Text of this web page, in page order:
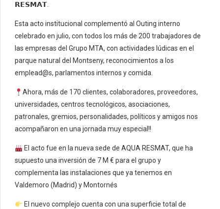
𝗥𝗘𝗦𝗠𝗔𝗧.
Esta acto institucional complementó al Outing interno
celebrado en julio, con todos los más de 200 trabajadores de
las empresas del Grupo MTA, con actividades lúdicas en el
parque natural del Montseny, reconocimientos a los
emplead@s, parlamentos internos y comida.
Ahora, más de 170 clientes, colaboradores, proveedores,
universidades, centros tecnológicos, asociaciones,
patronales, gremios, personalidades, políticos y amigos nos
acompañaron en una jornada muy especial!!
El acto fue en la nueva sede de AQUA RESMAT, que ha
supuesto una inversión de 7 M € para el grupo y
complementa las instalaciones que ya tenemos en
Valdemoro (Madrid) y Montornés
El nuevo complejo cuenta con una superficie total de